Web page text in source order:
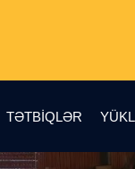
TƏTBIQLƏR